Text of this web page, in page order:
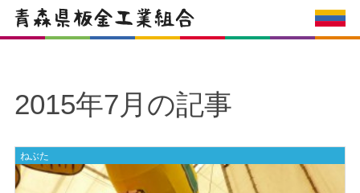
2015年7月の記事
ねぶた